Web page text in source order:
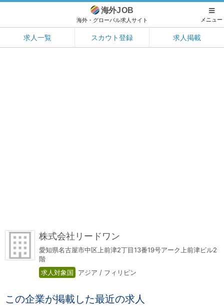
海外JOB
海外・グローバル求人サイト メニュー
求人一覧 スカウト登録 求人掲載
株式会社リードワン
愛知県名古屋市中区上前津2丁目13番19号アーク上前津ビル2
階
求人対象国
アジア / フィリピン
この企業が掲載した最近の求人